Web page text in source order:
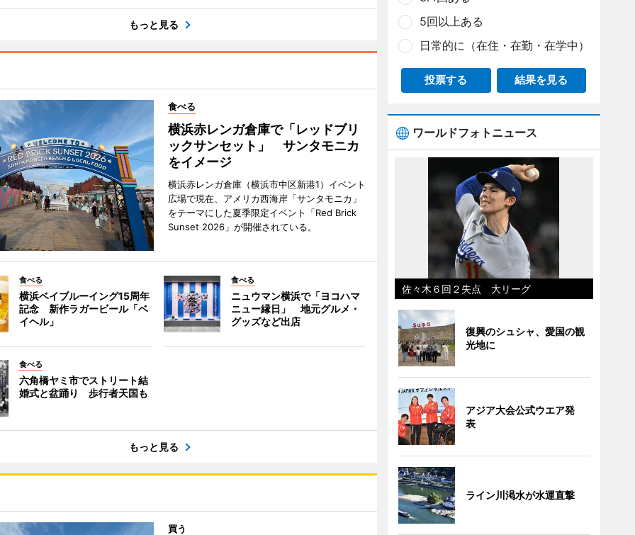
もっと見る
食べる
横浜赤レンガ倉庫で「レッドブリ
ックサンセット」 サンタモニカ
をイメージ
横浜赤レンガ倉庫（横浜市中区新港1）イベント
広場で現在、アメリカ西海岸「サンタモニカ」
をテーマにした夏季限定イベント「Red Brick
Sunset 2026」が開催されている。
食べる
横浜ベイブルーイング15周年
記念 新作ラガービール「ベ
イヘル」
食べる
ニュウマン横浜で「ヨコハマ
ニュー縁日」 地元グルメ・
グッズなど出店
食べる
六角橋ヤミ市でストリート結
婚式と盆踊り 歩行者天国も
もっと見る
買う
5回以上ある
日常的に（在住・在勤・在学中）
投票する 結果を見る
ワールドフォトニュース
佐々木６回２失点 大リーグ
復興のシュシャ、愛国の観
光地に
アジア大会公式ウエア発
表
ライン川渇水が水運直撃